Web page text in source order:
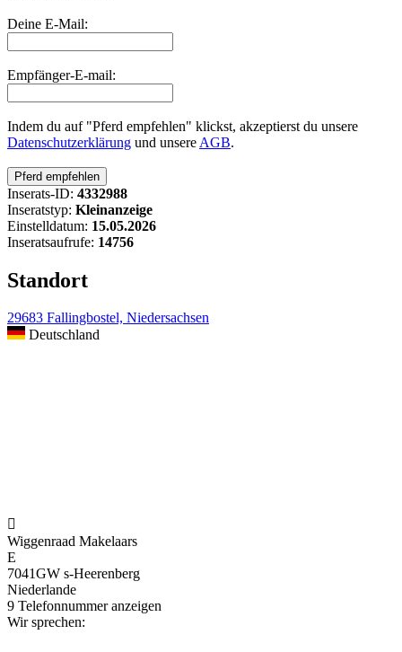
Deine E-Mail:
Empfänger-E-mail:
Indem du auf "Pferd empfehlen" klickst, akzeptierst du unsere
Datenschutzerklärung und unsere AGB.
Inserats-ID: 4332988
Inseratstyp: Kleinanzeige
Einstelldatum: 15.05.2026
Inseratsaufrufe: 14756
Standort
29683 Fallingbostel, Niedersachsen
Deutschland

Wiggenraad Makelaars
E
7041GW s-Heerenberg
Niederlande
9 Telefonnummer anzeigen
Wir sprechen: